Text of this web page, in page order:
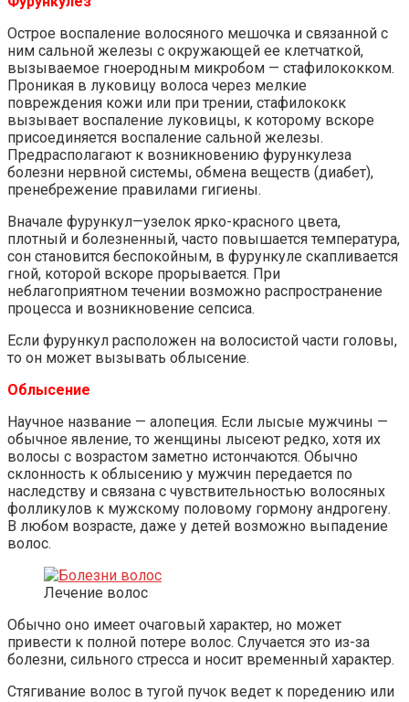
Острое воспаление волосяного мешочка и связанной с
ним сальной железы с окружающей ее клетчаткой,
вызываемое гноеродным микробом — стафилококком.
Проникая в луковицу волоса через мелкие
повреждения кожи или при трении, стафилококк
вызывает воспаление луковицы, к которому вскоре
присоединяется воспаление сальной железы.
Предрасполагают к возникновению фурункулеза
болезни нервной системы, обмена веществ (диабет),
пренебрежение правилами гигиены.
Вначале фурункул—узелок ярко-красного цвета,
плотный и болезненный, часто повышается температура,
сон становится беспокойным, в фурункуле скапливается
гной, которой вскоре прорывается. При
неблагоприятном течении возможно распространение
процесса и возникновение сепсиса.
Если фурункул расположен на волосистой части головы,
то он может вызывать облысение.
Облысение
Научное название — алопеция. Если лысые мужчины —
обычное явление, то женщины лысеют редко, хотя их
волосы с возрастом заметно истончаются. Обычно
склонность к облысению у мужчин передается по
наследству и связана с чувствительностью волосяных
фолликулов к мужскому половому гормону андрогену.
В любом возрасте, даже у детей возможно выпадение
волос.
Лечение волос
Обычно оно имеет очаговый характер, но может
привести к полной потере волос. Случается это из-за
болезни, сильного стресса и носит временный характер.
Стягивание волос в тугой пучок ведет к поредению или